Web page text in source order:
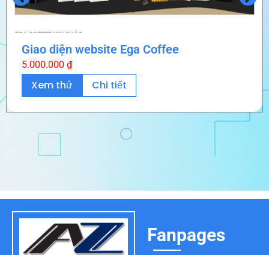
Giao diện website Ega Coffee
5.000.000 ₫
Xem thử Chi tiết
Fanpages